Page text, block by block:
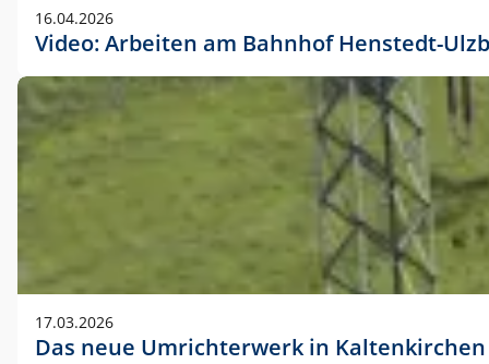
16.04.2026
Video: Arbeiten am Bahnhof Henstedt-
17.03.2026
Das neue Umrichterwerk in Kaltenkirchen